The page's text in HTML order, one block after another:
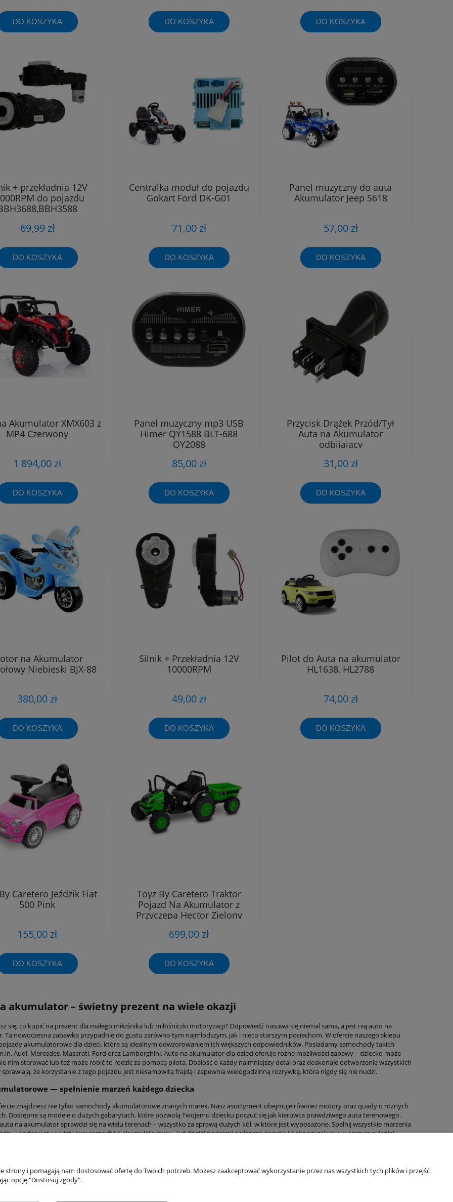
DO KOSZYKA DO KOSZYKA DO KOSZYKA
+ przekładnia 12V
do pojazdu
69,99 zł
DO KOSZYKA
Centralka moduł do pojazdu
Gokart Ford DK-G01
71,00 zł
DO KOSZYKA
Panel muzyczny do auta
Akumulator Jeep S618
57,00 zł
DO KOSZYKA
Akumulator XMX603 z
MP4 Czerwony
1 894,00 zł
DO KOSZYKA
Panel muzyczny mp3 USB
Himer QY1588 BLT-688
QY2088
85,00 zł
DO KOSZYKA
Przycisk Drążek Przód/Tył
Auta na Akumulator
odbijający
31,00 zł
DO KOSZYKA
na Akumulator
Niebieski BJX-88
380,00 zł
DO KOSZYKA
Silnik + Przekładnia 12V
10000RPM
49,00 zł
DO KOSZYKA
Pilot do Auta na akumulator
HL1638, HL2788
74,00 zł
DO KOSZYKA
Caretero Jeździk Fiat
500 Pink
155,00 zł
DO KOSZYKA
Toyz By Caretero Traktor
Pojazd Na Akumulator z
Przyczepą Hector Zielony
699,00 zł
DO KOSZYKA
akumulator – świetny prezent na wiele okazji
się, co kupić na prezent dla małego miłośnika lub miłośniczki motoryzacji? Odpowiedź nasuwa się niemal sama, a jest nią auto na
Ta nowoczesna zabawka przypadnie do gustu zarówno tym najmłodszym, jak i nieco starszym pociechom. W ofercie naszego sklepu
akumulatorowe dla dzieci, które są idealnym odwzorowaniem ich większych odpowiedników. Posiadamy samochody takich
Audi, Mercedes, Maserati, Ford oraz Lamborghini. Auto na akumulator dla dzieci oferuje różne możliwości zabawy – dziecko może
nim sterować lub też może robić to rodzic za pomocą pilota. Dbałość o każdy najmniejszy detal oraz doskonałe odtworzenie wszystkich
sprawiają, że korzystanie z tego pojazdu jest niesamowitą frajdą i zapewnia wielogodzinną rozrywkę, która nigdy się nie nudzi.
— spełnienie marzeń każdego dziecka
znajdziesz nie tylko samochody akumulatorowe znanych marek. Nasz asortyment obejmuje również motory oraz quady o różnych
Dostępne są modele o dużych gabarytach, które pozwolą Twojemu dziecku poczuć się jak kierowca prawdziwego auta terenowego.
na akumulator sprawdzi się na wielu terenach – wszystko za sprawą dużych kół, w które jest wyposażone. Spełnij wszystkie marzenia
i podaruj mu wyjątkowy samochód akumulatorowy – już dzisiaj podejmij najlepszą decyzję i dokonaj zakupu w naszym sklepie!
Moje konto Informacje o sklepie
strony i pomagają nam dostosować ofertę do Twoich potrzeb. Możesz zaakceptować wykorzystanie przez nas wszystkich tych plików i przejść
opcję "Dostosuj zgody".